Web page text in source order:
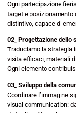
Ogni partecipazione
target e posizionamento
distintivo, capace di
02_ Progettazione dello
Traduciamo la strategia
visita efficaci, materiali
Ogni elemento
03_ Sviluppo della
Coordinare l’immagine
visual communication: